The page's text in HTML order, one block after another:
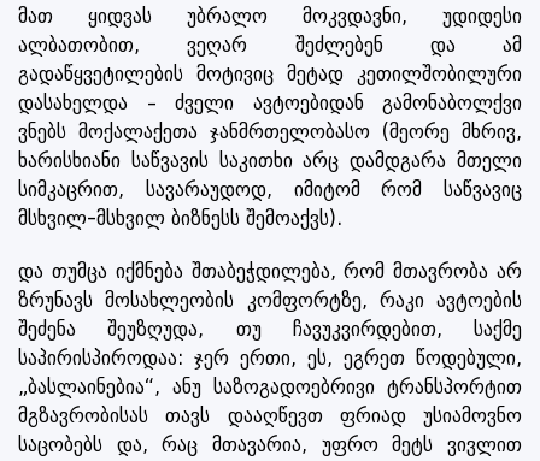
მათ ყიდვას უბრალო მოკვდავნი, უდიდესი
ალბათობით, ვეღარ შეძლებენ და ამ
გადაწყვეტილების მოტივიც მეტად კეთილშობილური
დასახელდა – ძველი ავტოებიდან გამონაბოლქვი
ვნებს მოქალაქეთა ჯანმრთელობასო (მეორე მხრივ,
ხარისხიანი საწვავის საკითხი არც დამდგარა მთელი
სიმკაცრით, სავარაუდოდ, იმიტომ რომ საწვავიც
მსხვილ-მსხვილ ბიზნესს შემოაქვს).
და თუმცა იქმნება შთაბეჭდილება, რომ მთავრობა არ
ზრუნავს მოსახლეობის კომფორტზე, რაკი ავტოების
შეძენა შეუზღუდა, თუ ჩავუკვირდებით, საქმე
საპირისპიროდაა: ჯერ ერთი, ეს, ეგრეთ წოდებული,
„ბასლაინებია“, ანუ საზოგადოებრივი ტრანსპორტით
მგზავრობისას თავს დააღწევთ ფრიად უსიამოვნო
საცობებს და, რაც მთავარია, უფრო მეტს ვივლით